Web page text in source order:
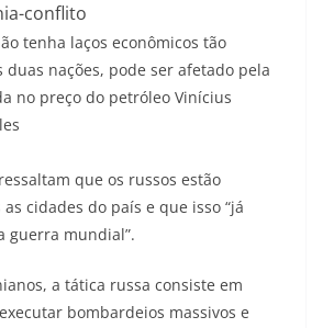
conflito
tenha laços econômicos tão
duas nações, pode ser afetado pela
no preço do petróleo Vinícius
que os russos estão
cidades do país e que isso “já
guerra mundial”.
a tática russa consiste em
bombardeios massivos e